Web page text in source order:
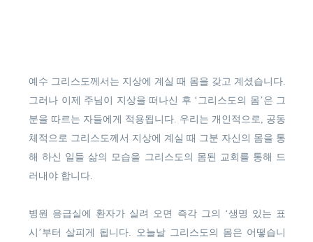
예수 그리스도께서는 지상에 계실 때 몸을 갖고 계셨습니다.
그러나 이제 주님이 지상을 떠나신 후 ‘그리스도의 몸’은 그
분을 따르는 자들에게 적용됩니다. 우리는 개인적으로, 공동
체적으로 그리스도께서 지상에 계실 때 그분 자신의 몸을 통
해 하신 일들 삶의 모습을 그리스도의 몸된 교회를 통해 드
러내야 합니다.
병원 응급실에 환자가 실려 오면 즉각 그의 ‘생명 있는 표
시’부터 살피게 됩니다. 오늘날 그리스도의 몸은 어떻습니